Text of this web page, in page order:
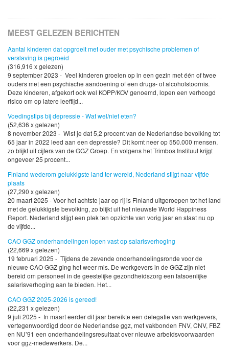
MEEST GELEZEN BERICHTEN
Aantal kinderen dat opgroeit met ouder met psychische problemen of
verslaving is gegroeid
(316,916 x gelezen)
9 september 2023 - Veel kinderen groeien op in een gezin met één of twee
ouders met een psychische aandoening of een drugs- of alcoholstoornis.
Deze kinderen, afgekort ook wel KOPP/KOV genoemd, lopen een verhoogd
risico om op latere leeftijd...
Voedingstips bij depressie - Wat wel/niet eten?
(52,636 x gelezen)
8 november 2023 - Wist je dat 5,2 procent van de Nederlandse bevolking tot
65 jaar in 2022 leed aan een depressie? Dit komt neer op 550.000 mensen,
zo blijkt uit cijfers van de GGZ Groep. En volgens het Trimbos Instituut krijgt
ongeveer 25 procent...
Finland wederom gelukkigste land ter wereld, Nederland stijgt naar vijfde
plaats
(27,290 x gelezen)
20 maart 2025 - Voor het achtste jaar op rij is Finland uitgeroepen tot het land
met de gelukkigste bevolking, zo blijkt uit het nieuwste World Happiness
Report. Nederland stijgt een plek ten opzichte van vorig jaar en staat nu op
de vijfde...
CAO GGZ onderhandelingen lopen vast op salarisverhoging
(22,669 x gelezen)
19 februari 2025 - Tijdens de zevende onderhandelingsronde voor de
nieuwe CAO GGZ ging het weer mis. De werkgevers in de GGZ zijn niet
bereid om personeel in de geestelijke gezondheidszorg een fatsoenlijke
salarisverhoging aan te bieden. Het...
CAO GGZ 2025-2026 is gereed!
(22,231 x gelezen)
9 juli 2025 - In maart eerder dit jaar bereikte een delegatie van werkgevers,
vertegenwoordigd door de Nederlandse ggz, met vakbonden FNV, CNV, FBZ
en NU’91 een onderhandelingsresultaat over nieuwe arbeidsvoorwaarden
voor ggz-medewerkers. De...